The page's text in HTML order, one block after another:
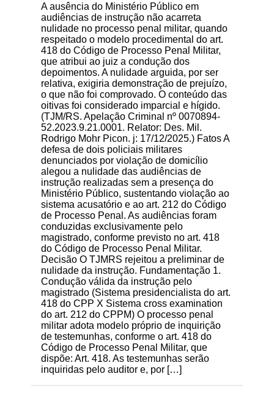
A ausência do Ministério Público em
audiências de instrução não acarreta
nulidade no processo penal militar, quando
respeitado o modelo procedimental do art.
418 do Código de Processo Penal Militar,
que atribui ao juiz a condução dos
depoimentos. A nulidade arguida, por ser
relativa, exigiria demonstração de prejuízo,
o que não foi comprovado. O conteúdo das
oitivas foi considerado imparcial e hígido.
(TJM/RS. Apelação Criminal nº 0070894-
52.2023.9.21.0001. Relator: Des. Mil.
Rodrigo Mohr Picon. j: 17/12/2025.) Fatos A
defesa de dois policiais militares
denunciados por violação de domicílio
alegou a nulidade das audiências de
instrução realizadas sem a presença do
Ministério Público, sustentando violação ao
sistema acusatório e ao art. 212 do Código
de Processo Penal. As audiências foram
conduzidas exclusivamente pelo
magistrado, conforme previsto no art. 418
do Código de Processo Penal Militar.
Decisão O TJMRS rejeitou a preliminar de
nulidade da instrução. Fundamentação 1.
Condução válida da instrução pelo
magistrado (Sistema presidencialista do art.
418 do CPP X Sistema cross examination
do art. 212 do CPPM) O processo penal
militar adota modelo próprio de inquirição
de testemunhas, conforme o art. 418 do
Código de Processo Penal Militar, que
dispõe: Art. 418. As testemunhas serão
inquiridas pelo auditor e, por […]